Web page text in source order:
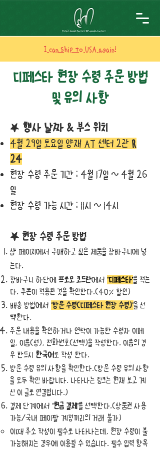
I can ship to USA again!
디페스타 현장 수령 주문 방법
및 유의 사항
★ 행사 날짜 & 부스 위치
4월 29일 토요일 양재 AT 센터 2관 R
24
현장 수령 주문 기간 : 4월 17일 ~ 4월 26
일
현장 수령 가능 시간 : 11시 ~ 14시
★ 현장 수령 주문 방법
샵 페이지에서 구매하고 싶은 제품을 장바구니에 넣
는다.
장바구니 하단에 프로모 코드란에서 '디페스타'를 적는
다. 쿠폰이 적용된 것을 확인한다.(40% 할인)
배송 방법에서 '방문 수령(디페스타 현장 수령)'을 선
택한다.
주문 내용을 확인하거나 연락이 가능한 ​수령자 이메
일, 이름(성), 전화번호(선택)을 작성한다. 이름의 경
우 반드시 한국어로 작성 한다.
방문 수령 유의 사항을 확인한다.(방문 수령 유의 사항
을 모두 확인 바랍니다. ​ 나타나는 링크는 현재 보고 계
신 이 글로 연결됩니다.)
결제 단계에서 '현금 결제'를 선택한다.(상품권 사용
가능/국내 페이팔 계정끼리의 거래 불가)
​​이때 주소 작성이 필수로 나타나는데, 현장 수령이 불
가능해지는 경우에 이용될 수 있습니다. 필수 입력 항목